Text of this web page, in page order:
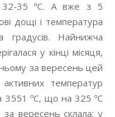
32-35 ºС. А вже з 5
дощі і температура
градусів. Найнижча
у кінці місяця,
за вересень цей
температур
3551 ºС, що на 325 ºС
за вересень склала: у